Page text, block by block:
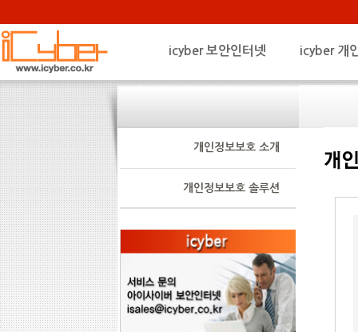
icyber 보안인터넷 icyber 개
개인정보보호 소개
개인정보보호 솔루션